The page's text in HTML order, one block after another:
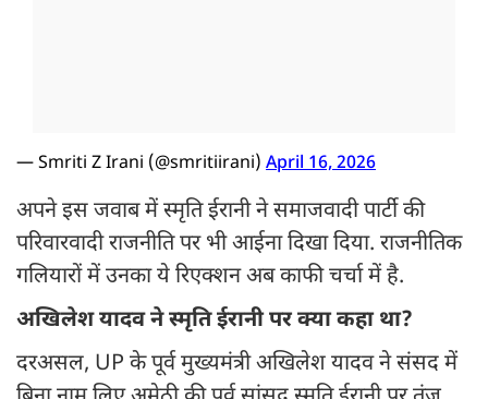
— Smriti Z Irani (@smritiirani) April 16, 2026
अपने इस जवाब में स्मृति ईरानी ने समाजवादी पार्टी की
परिवारवादी राजनीति पर भी आईना दिखा दिया. राजनीतिक
गलियारों में उनका ये रिएक्शन अब काफी चर्चा में है.
अखिलेश यादव ने स्मृति ईरानी पर क्या कहा था?
दरअसल, UP के पूर्व मुख्यमंत्री अखिलेश यादव ने संसद में